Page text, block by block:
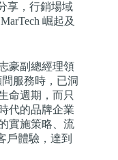
享，行銷場域
崛起及
豪副總經理領
服務時，已洞
命週期，而只
代的品牌企業
實施策略、流
戶體驗，達到